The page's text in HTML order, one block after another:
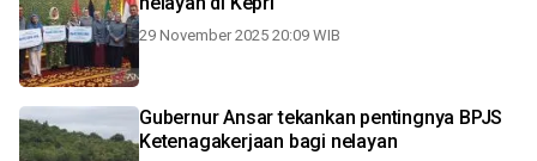
29 November 2025 20:09 WIB
Gubernur Ansar tekankan pentingnya BPJS
Ketenagakerjaan bagi nelayan